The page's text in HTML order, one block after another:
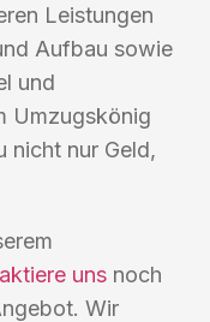
Leistungen
Aufbau sowie
und
Umzugskönig
nicht nur Geld,
uns noch
Wir